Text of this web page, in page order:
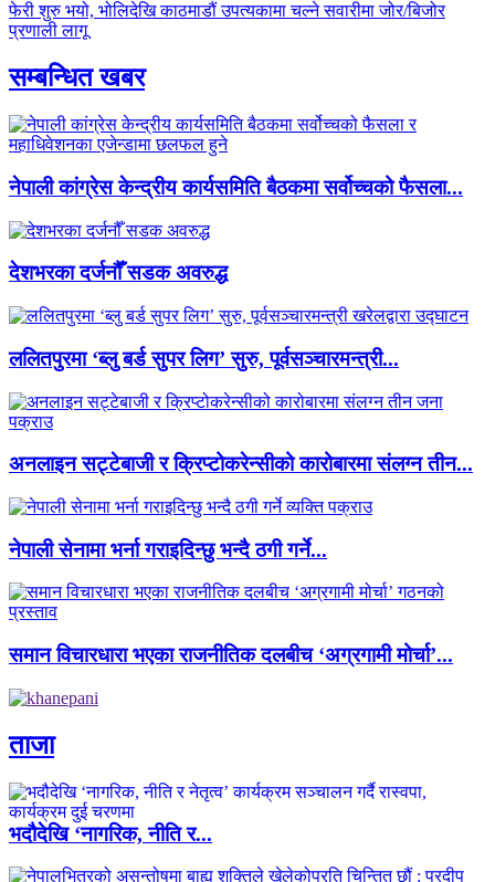
फेरी शुरु भयो, भोलिदेखि काठमाडौं उपत्यकामा चल्ने सवारीमा जोर/बिजोर
प्रणाली लागू
सम्बन्धित खबर
नेपाली कांग्रेस केन्द्रीय कार्यसमिति बैठकमा सर्वोच्चको फैसला...
देशभरका दर्जनौँ सडक अवरुद्ध
ललितपुरमा ‘ब्लु बर्ड सुपर लिग’ सुरु, पूर्वसञ्चारमन्त्री...
अनलाइन सट्टेबाजी र क्रिप्टोकरेन्सीको कारोबारमा संलग्न तीन...
नेपाली सेनामा भर्ना गराइदिन्छु भन्दै ठगी गर्ने...
समान विचारधारा भएका राजनीतिक दलबीच ‘अग्रगामी मोर्चा’...
ताजा
भदौदेखि ‘नागरिक, नीति र...